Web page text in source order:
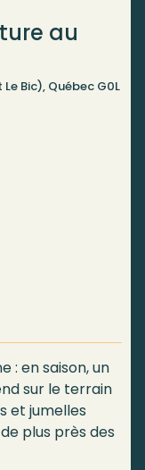
au
Bic), Québec G0L
: en saison, un
sur le terrain
et jumelles
plus près des